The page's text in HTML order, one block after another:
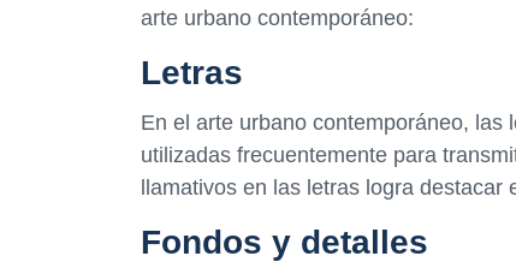
arte urbano contemporáneo:
Letras
En el arte urbano contemporáneo, las
utilizadas frecuentemente para
llamativos en las letras logra destacar
Fondos y detalles